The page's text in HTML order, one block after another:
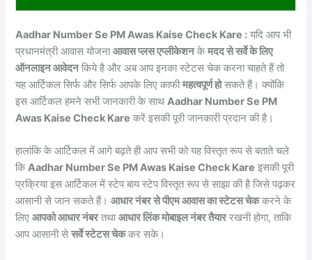
Aadhar Number Se PM Awas Kaise Check Kare : यदि आप भी
प्रधानमंत्री आवास योजनाआवास प्लस एप्लीकेशनकेमदद से सर्वे के लिए
ऑनलाइन आवेदनकिये है और अब आप इनका स्टेटस चेक करना चाहते हैं तो
यह आर्टिकल सिर्फ और सिर्फ आपके लिए काफीमहत्वपूर्ण होसकते हैं। क्योंकि
इस आर्टिकल हमने सभी जानकारी के साथAadhar Number Se PM
Awas Kaise Check Kare करें इसकी पूरी जानकारी प्रदान की है।
हालांकि के आर्टिकल में आगे बढ़ते ही आप सभी को यह विस्तृत रूप से बताते चले
किAadhar Number Se PM Awas Kaise Check Kare इसकी पूरी
प्रक्रिया इस आर्टिकल में स्टेप बाय स्टेप विस्तृत रूप से साझा की है जिसे पढ़कर
आसानी से जान सकते हैं।आधार नंबर से पीएम आवास का स्टेटस चेककरने के
लिएआपको आधार नंबरतथाआधार लिंक मोबाइल नंबर तैयाररखनी होगा, ताकि
आप आसानी सेसर्वे स्टेटस चेककर सके।